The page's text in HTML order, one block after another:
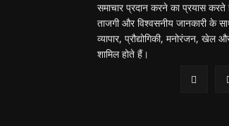
समाचार प्रदान करने का प्रयास करते
ताजगी और विश्वसनीय जानकारी के
व्यापार, प्रौद्योगिकी, मनोरंजन, खेल
शामिल होते हैं।